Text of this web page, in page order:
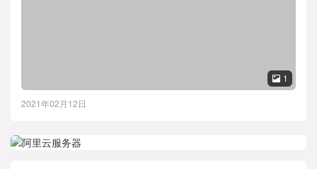
 1
2021年02月12日